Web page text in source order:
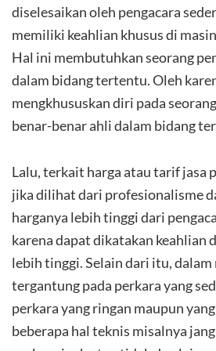
diselesaikan oleh pengacara
memiliki keahlian khusus di
Hal ini membutuhkan seorang
dalam bidang tertentu. Oleh
mengkhususkan diri pada
benar-benar ahli dalam bidang
Lalu, terkait harga atau tarif jasa
jika dilihat dari profesionalisme
harganya lebih tinggi dari
karena dapat dikatakan keahlian
lebih tinggi. Selain dari itu,
tergantung pada perkara yang
perkara yang ringan maupun
beberapa hal teknis misalnya